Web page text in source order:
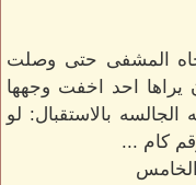
المشفى حتى وصلت
احد اخفت وجهها
بالاستقبال: لو
كام ...